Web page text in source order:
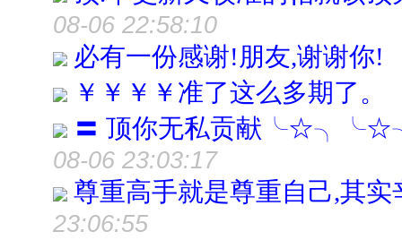
08-06 22:58:10
必有一份感谢!朋友,谢谢你!
￥￥￥￥准了这么多期了。
〓 顶你无私贡献
08-06 23:03:17
尊重高手就是尊重自己,其实
23:06:55